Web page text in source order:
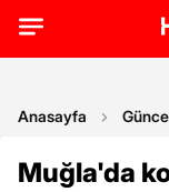
Anasayfa
Muğla'da